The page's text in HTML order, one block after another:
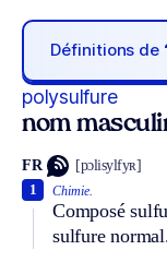
Définitions de
polysulfure
nom
FR [pɔlisylfyʀ]
Chimie.
Composé
sulfure
1